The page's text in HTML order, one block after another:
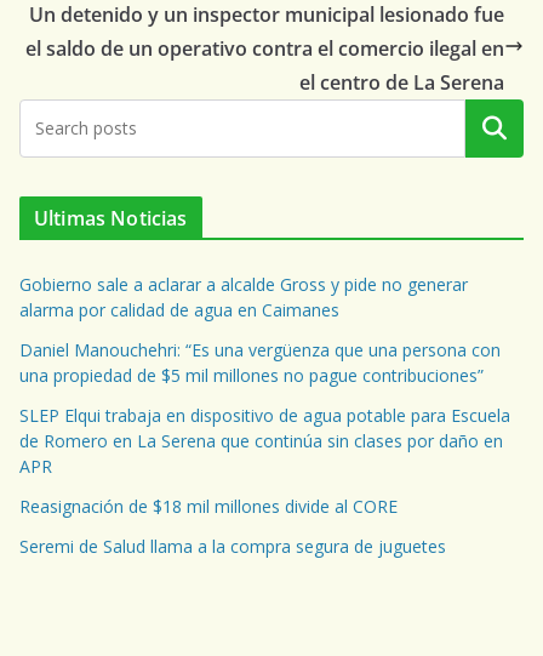
Un detenido y un inspector municipal lesionado fue
el saldo de un operativo contra el comercio ilegal en
el centro de La Serena
Buscar
Ultimas Noticias
Gobierno sale a aclarar a alcalde Gross y pide no generar
alarma por calidad de agua en Caimanes
Daniel Manouchehri: “Es una vergüenza que una persona con
una propiedad de $5 mil millones no pague contribuciones”
SLEP Elqui trabaja en dispositivo de agua potable para Escuela
de Romero en La Serena que continúa sin clases por daño en
APR
Reasignación de $18 mil millones divide al CORE
Seremi de Salud llama a la compra segura de juguetes